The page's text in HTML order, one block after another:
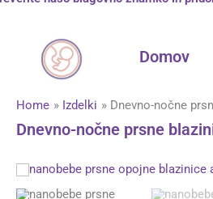
Skip
Domov
Home Izdelki Dnevno-nočne
Dnevno-nočne prsne